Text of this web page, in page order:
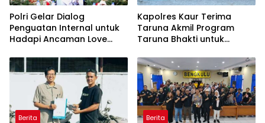
Polri Gelar Dialog
Penguatan Internal untuk
Hadapi Ancaman Love
Kapolres Kaur Terima
Taruna Akmil Program
Taruna Bhakti untuk
Rakyat Kabupaten Kaur
Berita Berita